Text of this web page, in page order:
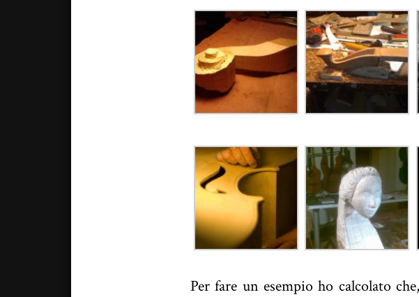
Per fare un esempio ho calcolato